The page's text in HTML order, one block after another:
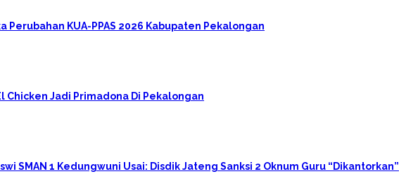
Perubahan KUA-PPAS 2026 Kabupaten Pekalongan
Chicken Jadi Primadona Di Pekalongan
SMAN 1 Kedungwuni Usai: Disdik Jateng Sanksi 2 Oknum Guru “Dikantorkan”